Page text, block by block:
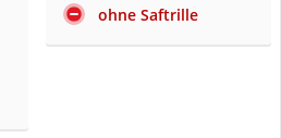
ohne Saftrille